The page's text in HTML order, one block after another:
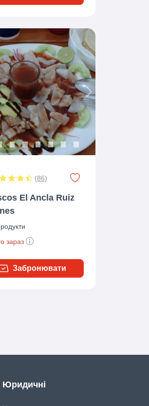
Next
(86)
El Ancla Ruiz
зараз
Забронювати
Юридичні